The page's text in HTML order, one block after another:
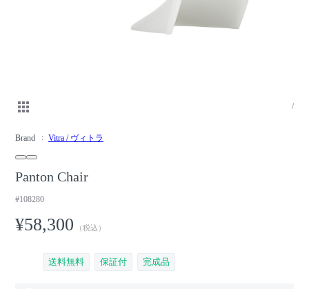
/
Brand Vitra / ヴィトラ
Panton Chair
#108280
¥58,300 （税込）
送料無料 保証付 完成品